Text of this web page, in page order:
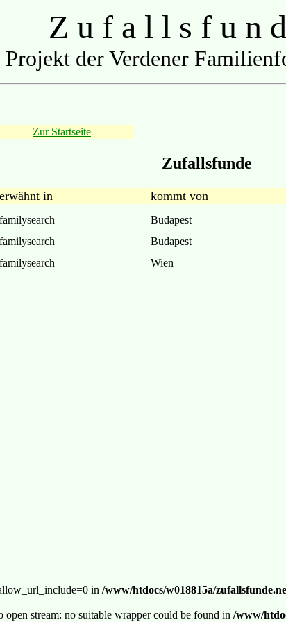
Z u f a l l s f u n
Projekt der Verdener
Zur Startseite
Zufallsfunde
erwähnt in kommt von
familysearch Budapest
familysearch Budapest
familysearch Wien
in /www/htdocs/w018815a/
stream: no suitable wrapper could be found in /www/